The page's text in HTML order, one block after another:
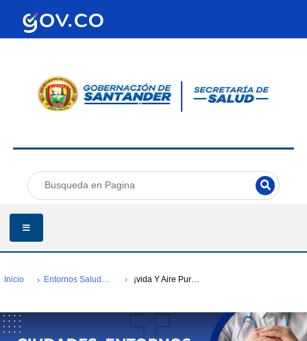
Inicio Entornos Saludables-comunidad Entorno Y Ruralidad Saludable-cers-encino ¡vida Y Aire Puro Para Todos!